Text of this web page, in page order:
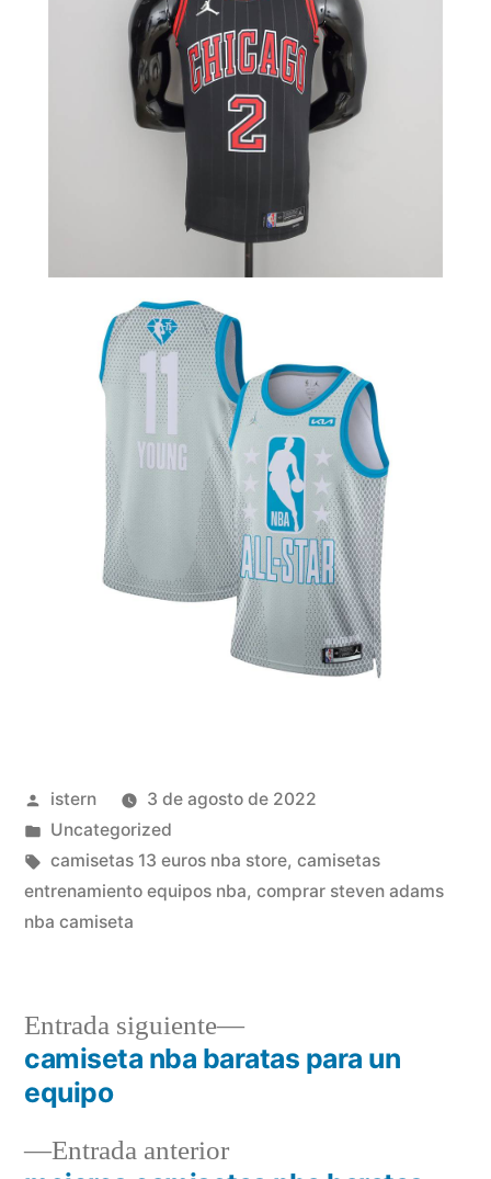
Publicado
por
istern
3 de agosto de 2022
Publicado
en
Uncategorized
Etiquetas:
camisetas 13 euros nba store, camisetas
entrenamiento equipos nba, comprar steven adams
nba camiseta
Navegación
Entrada anteriorEntrada
Entrada siguiente
Entrada
siguiente:
camiseta nba baratas para un
equipo